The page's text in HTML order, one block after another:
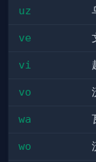
uz
ve
vi
vo
wa
wo